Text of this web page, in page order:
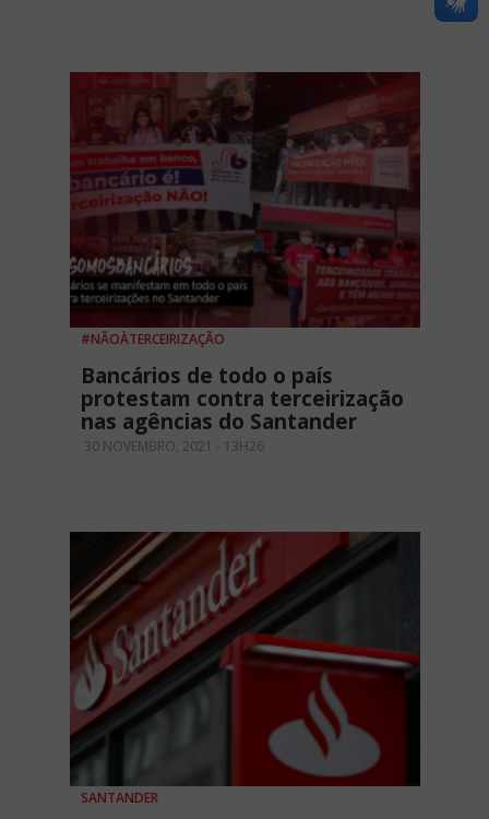
#NÃOÀTERCEIRIZAÇÃO
Bancários de todo o país
protestam contra terceirização
nas agências do Santander
30 NOVEMBRO, 2021 - 13H26
SANTANDER